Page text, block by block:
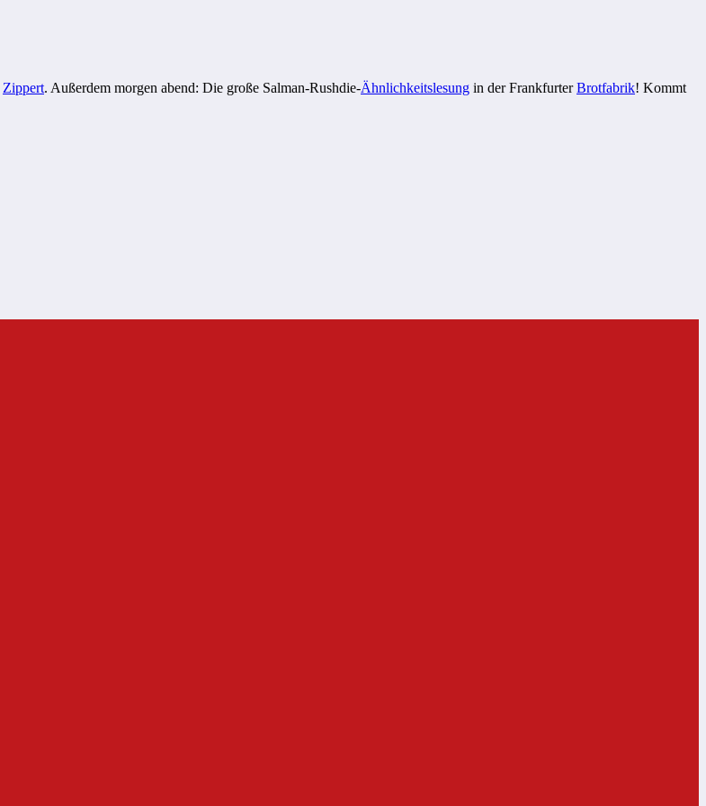
Zippert. Außerdem morgen abend: Die große Salman-Rushdie-Ähnlichkeitslesung in der FrankfurterBrotfabrik! Kommt